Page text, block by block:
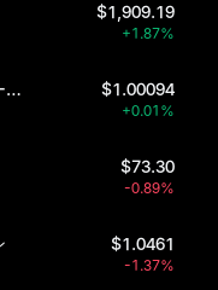
$1,909.19
+1.87%
ユーエスディーシー $1.00094
+0.01%
$73.30
-0.89%
$1.0461
-1.37%